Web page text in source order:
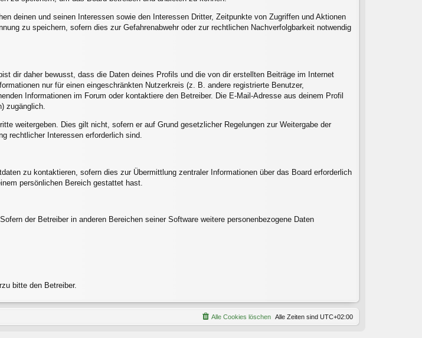
deinen und seinen Interessen sowie den Interessen Dritter, Zeitpunkte von Zugriffen und Aktionen
zu speichern, sofern dies zur Gefahrenabwehr oder zur rechtlichen Nachverfolgbarkeit notwendig
dir daher bewusst, dass die Daten deines Profils und die von dir erstellten Beiträge im Internet
nur für einen eingeschränkten Nutzerkreis (z. B. andere registrierte Benutzer,
Informationen im Forum oder kontaktiere den Betreiber. Die E-Mail-Adresse aus deinem Profil
zugänglich.
weitergeben. Dies gilt nicht, sofern er auf Grund gesetzlicher Regelungen zur Weitergabe der
rechtlicher Interessen erforderlich sind.
zu kontaktieren, sofern dies zur Übermittlung zentraler Informationen über das Board erforderlich
persönlichen Bereich gestattet hast.
der Betreiber in anderen Bereichen seiner Software weitere personenbezogene Daten
bitte den Betreiber.
Alle Zeiten sind UTC+02:00
Alle Cookies löschen